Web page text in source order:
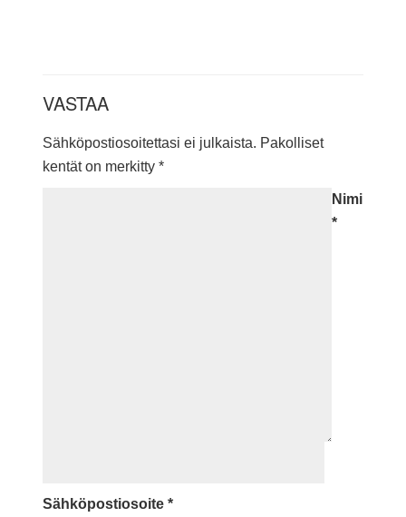
VASTAA
Sähköpostiosoitettasi ei julkaista. Pakolliset
kentät on merkitty *
Nimi
*
Sähköpostiosoite *